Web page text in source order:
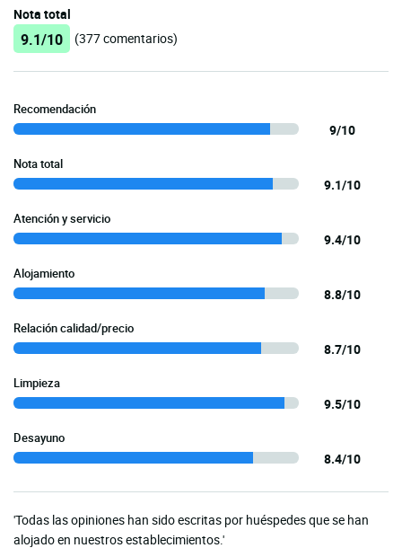
Nota total
9.1/10 (377 comentarios)
Recomendación
9/10
Nota total
9.1/10
Atención y servicio
9.4/10
Alojamiento
8.8/10
Relación calidad/precio
8.7/10
Limpieza
9.5/10
Desayuno
8.4/10
'Todas las opiniones han sido escritas por huéspedes que se han
alojado en nuestros establecimientos.'